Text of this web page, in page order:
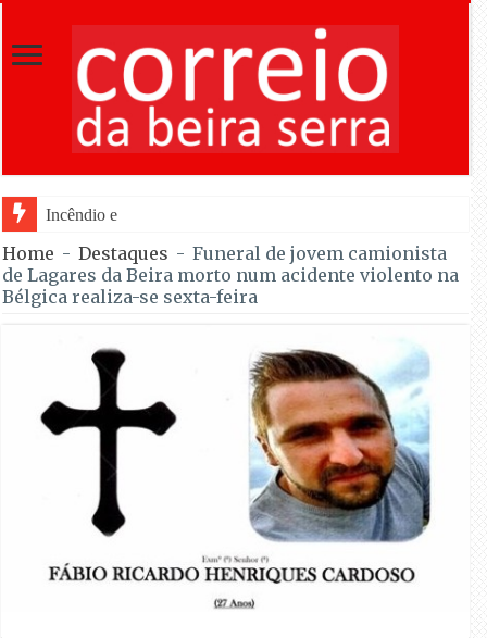
Incêndio em Fornos de Algodres dominado
Home - Destaques - Funeral de jovem camionista
de Lagares da Beira morto num acidente violento na
Bélgica realiza-se sexta-feira